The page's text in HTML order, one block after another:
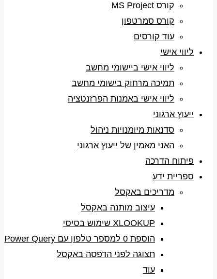
קורס MS Project
קורס סמרטפון
עוד קורסים
ליווי אישי
ליווי אישי ביישומי מחשב
תמיכה מרחוק בישומי מחשב
ליווי אישי באמנות הפרזנטציה
ייעוץ ארגוני
סדנאות מיומנויות ניהול
האני מאמין של ייעוץ ארגוני
פיתוח הדרכה
ספריית ידע
מדריכים באקסל
עיצוב מותנה באקסל
XLOOKUP שימוש בסיסי
הוספת 0 למספר טלפון עם Power Query
תצוגה לפני הדפסה באקסל
עוד